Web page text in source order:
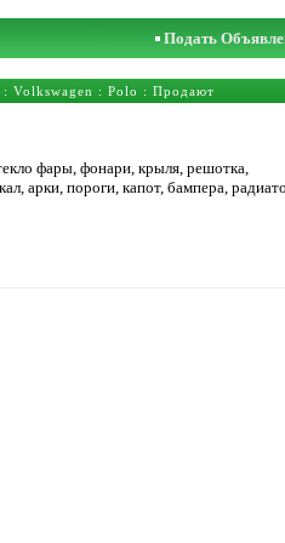
Подать
: Volkswagen : Polo : Продают
фары, фонари, крыля, решотка,
арки, пороги, капот, бампера,